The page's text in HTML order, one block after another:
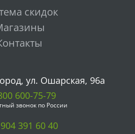
скидок
ул. Ошарская, 96а
600-75-79
звонок по России
391 60 40